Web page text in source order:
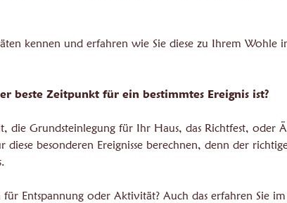
kennen und erfahren wie Sie diese zu Ihrem Wohle
beste Zeitpunkt für ein bestimmtes Ereignis ist?
die Grundsteinlegung für Ihr Haus, das Richtfest, oder
diese besonderen Ereignisse berechnen, denn der
Entspannung oder Aktivität? Auch das erfahren Sie